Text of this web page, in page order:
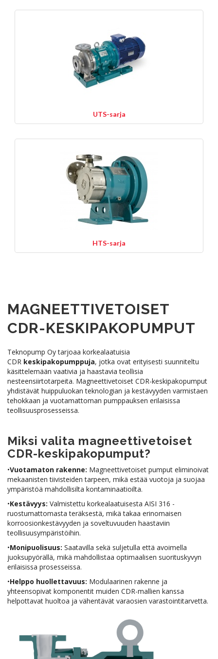
MAGNEETTIVETOISET
CDR-KESKIPAKOPUMPUT
Teknopump Oy tarjoaa korkealaatuisia
CDR keskipakopumppuja, jotka ovat erityisesti suunniteltu
käsittelemään vaativia ja haastavia teollisia
nesteensiirtotarpeita. Magneettivetoiset CDR-keskipakopumput
yhdistävät huippuluokan teknologian ja kestävyyden varmistaen
tehokkaan ja vuotamattoman pumppauksen erilaisissa
teollisuusprosesseissa.
Miksi valita magneettivetoiset
CDR-keskipakopumput?
•Vuotamaton rakenne: Magneettivetoiset pumput eliminoivat
mekaanisten tiivisteiden tarpeen, mikä estää vuotoja ja suojaa
ympäristöä mahdollisilta kontaminaatioilta.
•Kestävyys: Valmistettu korkealaatuisesta AISI 316 -
ruostumattomasta teräksestä, mikä takaa erinomaisen
korroosionkestävyyden ja soveltuvuuden haastaviin
teollisuusympäristöihin.
•Monipuolisuus: Saatavilla sekä suljetulla että avoimella
juoksupyörällä, mikä mahdollistaa optimaalisen suorituskyvyn
erilaisissa prosesseissa.
•Helppo huollettavuus: Modulaarinen rakenne ja
yhteensopivat komponentit muiden CDR-mallien kanssa
helpottavat huoltoa ja vähentävät varaosien varastointitarvetta.
UTS-sarja
HTS-sarja